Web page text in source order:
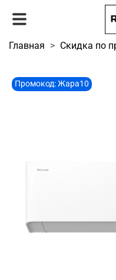
Главная Скидка по
Промокод: Жара10